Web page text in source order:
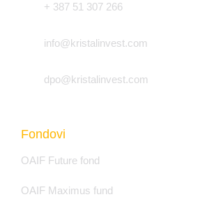
+ 387 51 307 266
info@kristalinvest.com
dpo@kristalinvest.com
Fondovi
OAIF Future fond
OAIF Maximus fund